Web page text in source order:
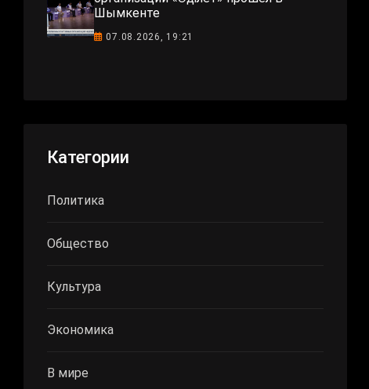
Шымкенте
07.08.2026, 19:21
Категории
Политика
Общество
Культура
Экономика
В мире